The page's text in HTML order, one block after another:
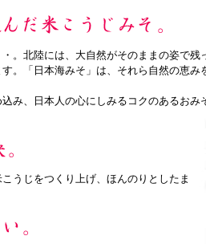
。北陸には、大自然がそのままの姿で残
。「日本海みそ」は、それら自然の恵み
み、日本人の心にしみるコクのあるおみ
うじをつくり上げ、ほんのりとしたま